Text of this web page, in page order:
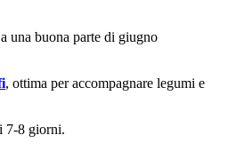
una buona parte di giugno
, ottima per accompagnare legumi e
7-8 giorni.